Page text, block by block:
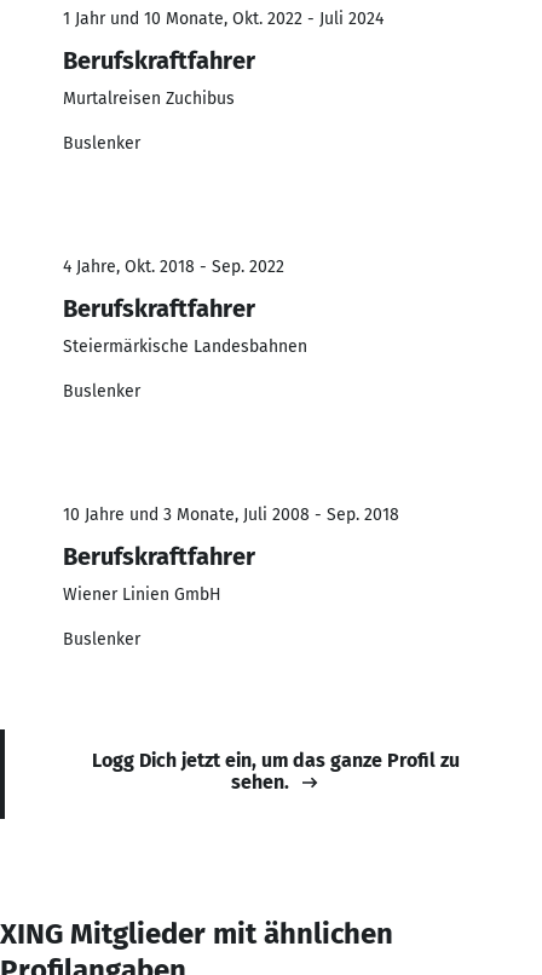
1 Jahr und 10 Monate, Okt. 2022 - Juli 2024
Berufskraftfahrer
Murtalreisen Zuchibus
Buslenker
4 Jahre, Okt. 2018 - Sep. 2022
Berufskraftfahrer
Steiermärkische Landesbahnen
Buslenker
10 Jahre und 3 Monate, Juli 2008 - Sep. 2018
Berufskraftfahrer
Wiener Linien GmbH
Buslenker
Logg Dich jetzt ein, um das ganze Profil zu
sehen.
XING Mitglieder mit ähnlichen